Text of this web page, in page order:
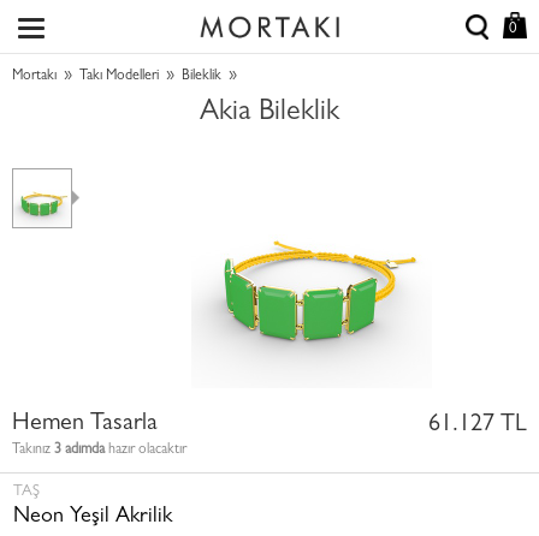
0
Mortakı » Takı Modelleri » Bileklik »
Akia Bileklik
Hemen Tasarla
Takınız 3 adımdahazır olacaktır
61.127 TL
TAŞ
Neon Yeşil Akrilik